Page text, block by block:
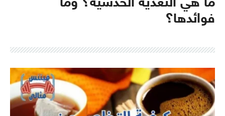
ما هي التغذية الحدسية؟ وما
فوائدها؟